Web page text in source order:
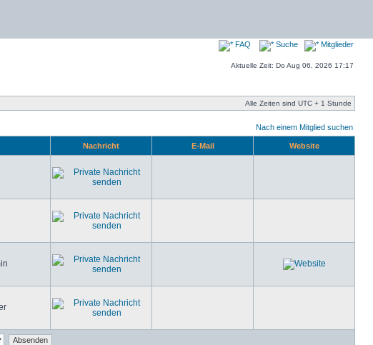
FAQ Suche Mitglieder
Aktuelle Zeit: Do Aug 06, 2026 17:17
Alle Zeiten sind UTC + 1 Stunde
Nach einem Mitglied suchen
Nachricht E-Mail Website